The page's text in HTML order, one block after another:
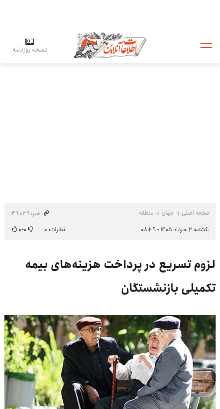
نسخه روزنامه
صفحه اصلی جهان منطقه
خبر: ۱۴۹٬۰۳۹
یکشنبه ۳ خرداد ۱۴۰۵ - ۰۸:۳۹
نظرات: ۰ ۰-۰
لزوم تسریع در پرداخت هزینه‌های بیمه
تکمیلی بازنشستگان